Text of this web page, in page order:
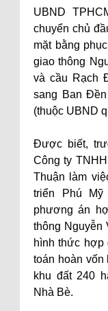
UBND
chuyển chủ
mặt bằng
giao thông
và cầu Rạch
sang Ban
(thuộc UBND
Được biết,
Công ty
Thuận làm
triển Phú
phương án
thông Nguyễn
hình thức hợp
toán hoàn vốn
khu đất 240
Nhà Bè.